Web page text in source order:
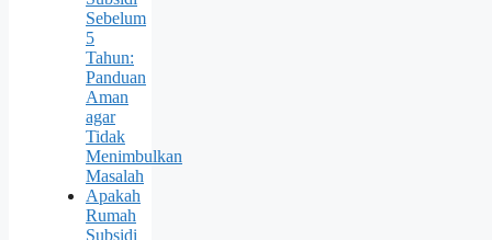
Sebelum
5
Tahun:
Panduan
Aman
agar
Tidak
Menimbulkan
Masalah
Apakah
Rumah
Subsidi